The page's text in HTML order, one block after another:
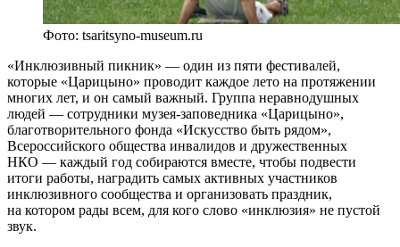
Фото: tsaritsyno-museum.ru
«Инклюзивный пикник» — один из пяти фестивалей,
которые «Царицыно» проводит каждое лето на протяжении
многих лет, и он самый важный. Группа неравнодушных
людей — сотрудники музея-заповедника «Царицыно»,
благотворительного фонда «Искусство быть рядом»,
Всероссийского общества инвалидов и дружественных
НКО — каждый год собираются вместе, чтобы подвести
итоги работы, наградить самых активных участников
инклюзивного сообщества и организовать праздник,
на котором рады всем, для кого слово «инклюзия» не пустой
звук.